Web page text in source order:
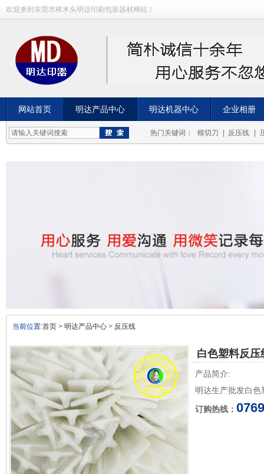
欢迎来到东莞市樟木头明达印刷包装器材网站！
网站首页 明达产品中心 明达机器中心 企业相册
成功案例 热门关键词： 模切刀 反压线
当前位置:首页 > 明达产品中心 > 反压线
白色塑料反压
产品简介:
明达生产批发白
订购热线：